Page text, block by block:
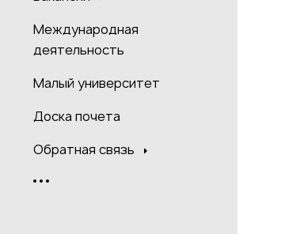
Международная
деятельность
Малый университет
Доска почета
Обратная связь